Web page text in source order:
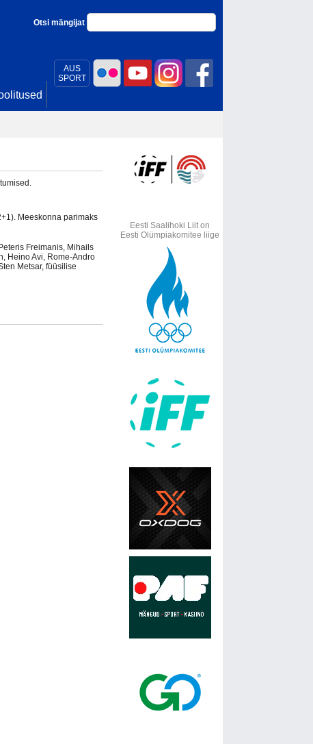
AUS
SPORT
Otsi mängijat
Meeskonna parimaks
Freimanis, Mihails
Heino Avi, Rome-Andro
Metsar, füüsilise
Eesti Saalihoki Liit on
Eesti Olümpiakomitee liige